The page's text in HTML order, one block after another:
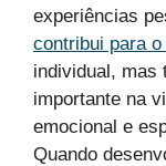
experiências
contribui para
individual, mas
importante na
emocional e
Quando